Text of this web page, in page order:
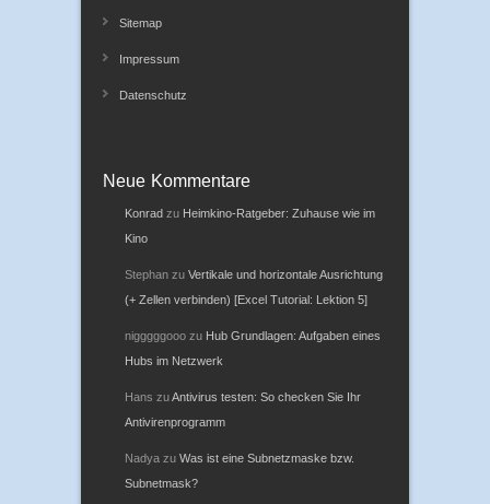
Sitemap
Impressum
Datenschutz
Neue Kommentare
Konrad zu Heimkino-Ratgeber: Zuhause wie im
Kino
Stephan zu Vertikale und horizontale Ausrichtung
(+ Zellen verbinden) [Excel Tutorial: Lektion 5]
nigggggooo zu Hub Grundlagen: Aufgaben eines
Hubs im Netzwerk
Hans zuAntivirus testen: So checken Sie Ihr
Antivirenprogramm
Nadya zu Was ist eine Subnetzmaske bzw.
Subnetmask?